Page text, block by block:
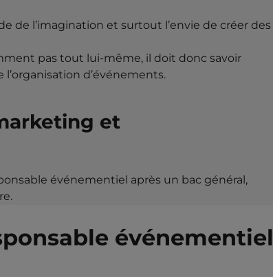
de l’imagination et surtout l’envie de créer des
pas tout lui-même, il doit donc savoir
d’événements.
et
événementiel après un bac général,
événementiel